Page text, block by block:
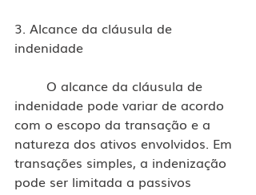
3. Alcance da cláusula de
indenidade
indenidade pode variar de acordo
com o escopo da transação e a
natureza dos ativos envolvidos. Em
transações simples, a indenização
pode ser limitada a passivos